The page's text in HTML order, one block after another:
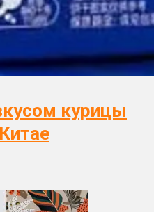
курицы